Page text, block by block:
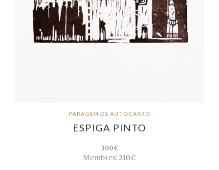
PARAGEM DE AUTOCARRO
ESPIGA PINTO
300€
Membres:210€